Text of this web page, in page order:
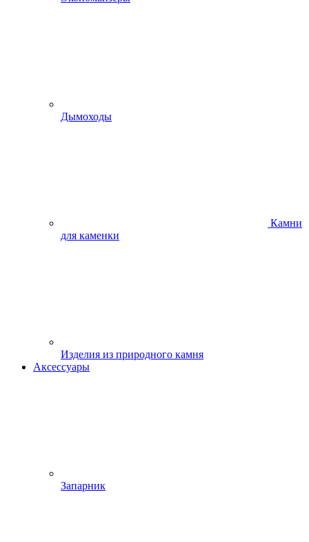
Дымоходы
Камни
для каменки
Изделия из природного камня
Аксессуары
Запарник